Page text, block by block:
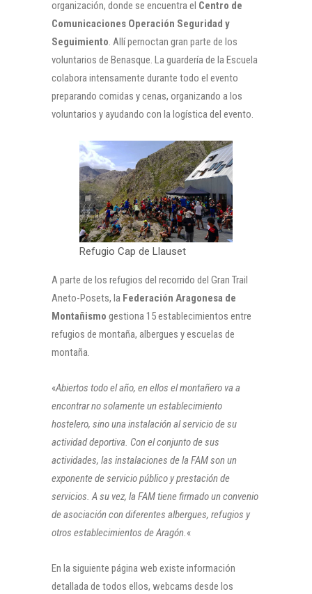
organización, donde se encuentra el Centro de
Comunicaciones Operación Seguridad y
Seguimiento. Allí pernoctan gran parte de los
voluntarios de Benasque. La guardería de la Escuela
colabora intensamente durante todo el evento
preparando comidas y cenas, organizando a los
voluntarios y ayudando con la logística del evento.
Refugio Cap de Llauset
A parte de los refugios del recorrido del Gran Trail
Aneto-Posets, la Federación Aragonesa de
Montañismo gestiona 15 establecimientos entre
refugios de montaña, albergues y escuelas de
montaña.
«Abiertos todo el año, en ellos el montañero va a
encontrar no solamente un establecimiento
hostelero, sino una instalación al servicio de su
actividad deportiva. Con el conjunto de sus
actividades, las instalaciones de la FAM son un
exponente de servicio público y prestación de
servicios. A su vez, la FAM tiene firmado un convenio
de asociación con diferentes albergues, refugios y
otros establecimientos de Aragón.«
En la siguiente página web existe información
detallada de todos ellos, webcams desde los